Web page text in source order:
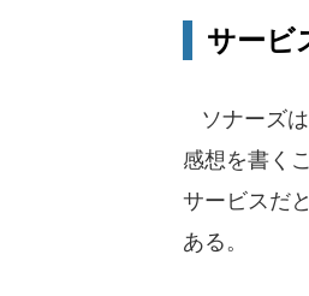
サービ
ソナーズ
感想を書く
サービスだ
ある。